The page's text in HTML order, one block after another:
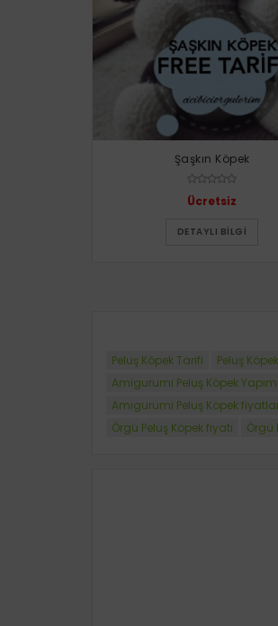
Şaşkın Köpek
Ücretsiz
DETAYLI BILGI
Peluş Köpek Tarifi Peluş
Amigurumi Peluş Köpek Yapımı
Amigurumi Peluş Köpek
Örgü Peluş Köpek fiyatı
Örgü